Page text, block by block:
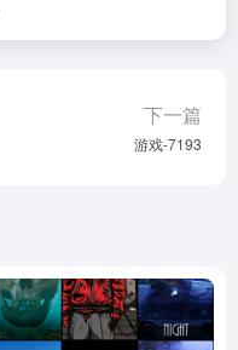
下一篇
游戏-7193